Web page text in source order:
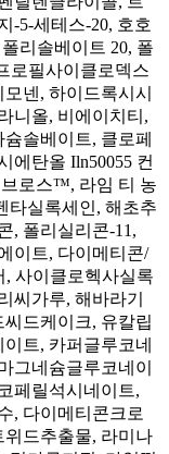
-5-세테스-20, 호호
리솔베이트 20, 폴
로필사이클로덱스
넨, 하이드록시시
니올, 비에이치티,
솔베이트, 클로페
에탄올 Iln50055 컨
로스™, 라임 티 농
타실록세인, 해초추
, 폴리실리콘-11,
이트, 다이메티콘/
, 사이클로헥사실록
씨가루, 해바라기
드케이크, 유칼립
트, 카퍼글루코네
그네슘글루코네이
페릴석시네이트,
, 다이메티콘크로
드추출물, 라미나